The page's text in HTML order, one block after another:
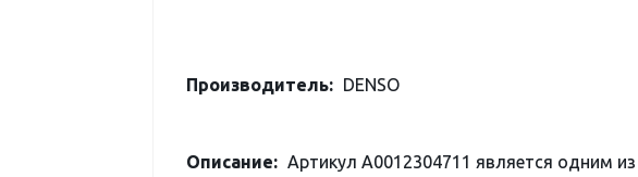
Производитель: DENSO
Описание: Артикул A0012304711 является одним